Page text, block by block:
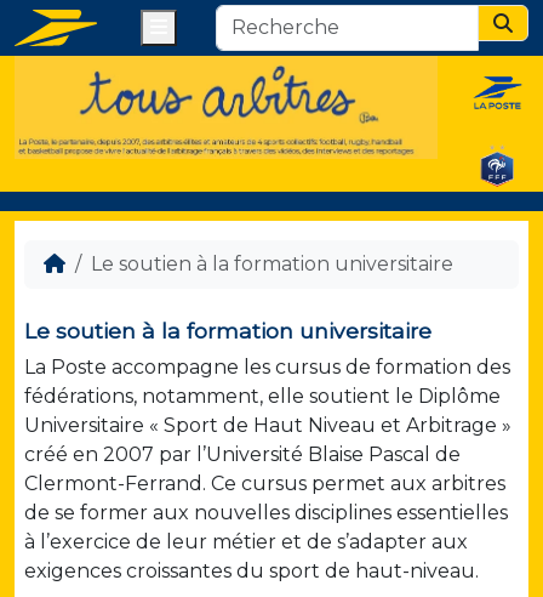
Le soutien à la formation universitaire
Le soutien à la formation universitaire
La Poste accompagne les cursus de formation des
fédérations, notamment, elle soutient le Diplôme
Universitaire « Sport de Haut Niveau et Arbitrage »
créé en 2007 par l’Université Blaise Pascal de
Clermont-Ferrand. Ce cursus permet aux arbitres
de se former aux nouvelles disciplines essentielles
à l’exercice de leur métier et de s’adapter aux
exigences croissantes du sport de haut-niveau.